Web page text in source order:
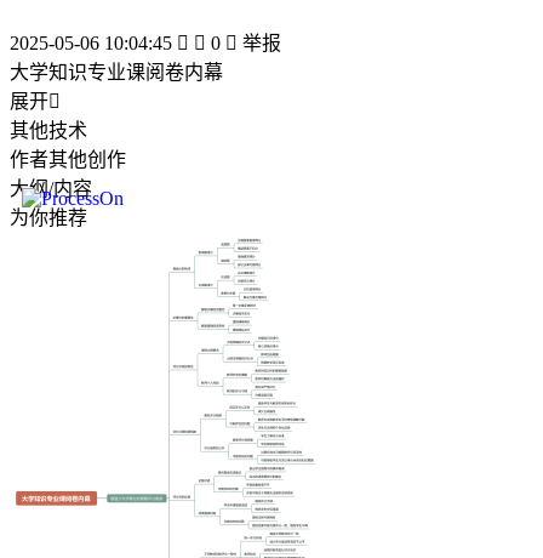
2025-05-06 10:04:45   0  举报
大学知识专业课阅卷内幕
展开
其他技术
作者其他创作
大纲/内容
为你推荐